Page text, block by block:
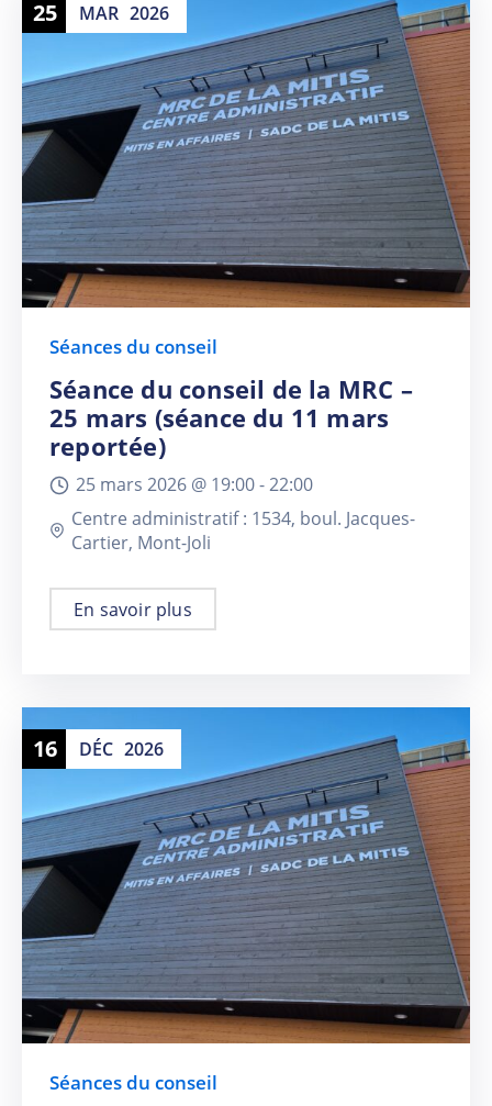
25 MAR 2026
Séances du conseil
Séance du conseil de la MRC –
25 mars (séance du 11 mars
reportée)
25 mars 2026 @ 19:00 -22:00
Centre administratif : 1534, boul. Jacques-
Cartier, Mont-Joli
En savoir plus
16 DÉC 2026
Séances du conseil